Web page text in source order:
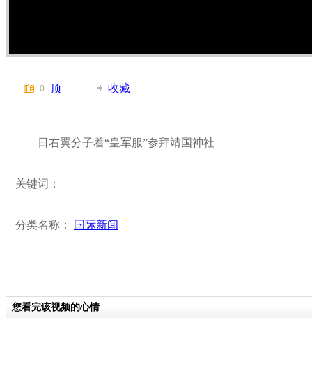
0 顶 收藏
日右翼分子着“皇军服”参拜靖国神社
关键词：
分类名称： 国际新闻
您看完该视频的心情